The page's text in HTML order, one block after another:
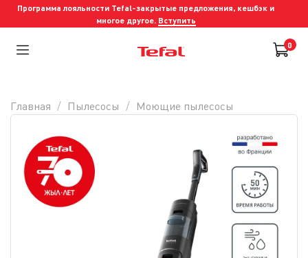
Программа лояльности Tefal-закрытые предложения, кешбэк и
многое другое. Вступить
0
Главная Пылесосы Моющие пылесосы